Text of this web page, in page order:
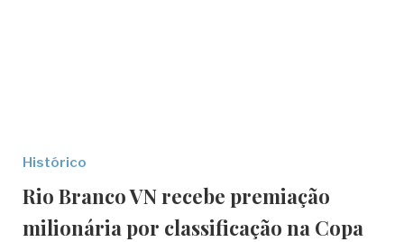
Histórico
Rio Branco VN recebe premiação
milionária por classificação na Copa